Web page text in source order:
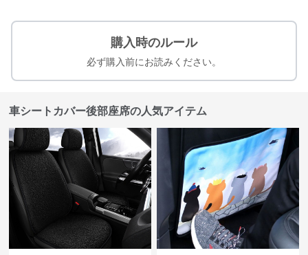
購入時のルール
必ず購入前にお読みください。
車シートカバー後部座席の人気アイテム